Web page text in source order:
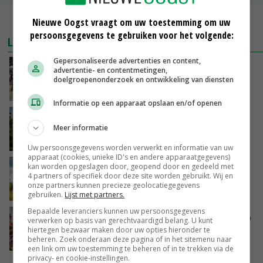
MEER MARKTPRIJZEN
LAATSTE NIEUWS
Na jarenlang meten willen Zuid-Hollandse
boeren nu erkenning
minister spreekt van ‘ondernemersrisico’
‘Rendement van Krullvarkens komt van de
overkant’
GISTEREN, 15:30
Oorlogen en El Niño stuwen voedselprijzen op
GISTEREN, 15:04
Nieuwe Oogst vraagt om uw toestemming om uw
persoonsgegevens te gebruiken voor het volgende:
Gepersonaliseerde advertenties en content,
advertentie- en contentmetingen,
doelgroepenonderzoek en ontwikkeling van diensten
Informatie op een apparaat opslaan en/of openen
Meer informatie
Uw persoonsgegevens worden verwerkt en informatie van uw
apparaat (cookies, unieke ID's en andere apparaatgegevens)
kan worden opgeslagen door, geopend door en gedeeld met
4 partners of specifiek door deze site worden gebruikt. Wij en
onze partners kunnen precieze geolocatiegegevens
gebruiken. Lijst met partners.
Bepaalde leveranciers kunnen uw persoonsgegevens
verwerken op basis van gerechtvaardigd belang. U kunt
hiertegen bezwaar maken door uw opties hieronder te
beheren. Zoek onderaan deze pagina of in het sitemenu naar
een link om uw toestemming te beheren of in te trekken via de
privacy- en cookie-instellingen.